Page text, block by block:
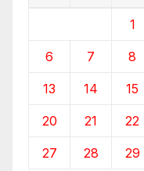
1
6 7 8
13 14 15
20 21 22
27 28 29